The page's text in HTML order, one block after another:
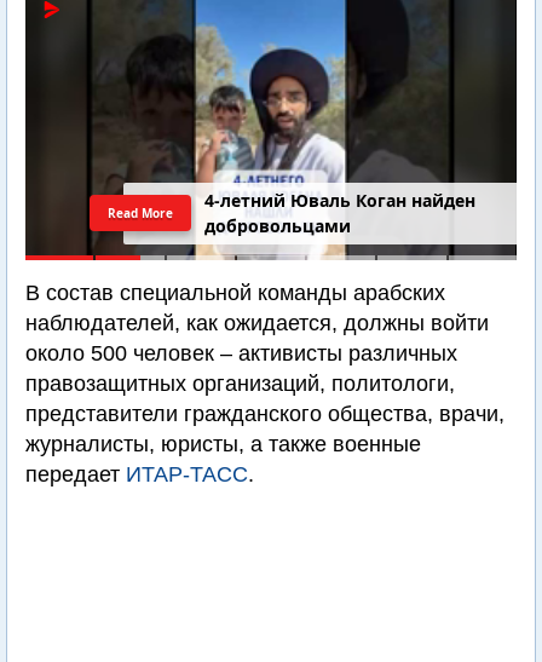
4-летний Юваль Коган найден
добровольцами
Read More
В состав специальной команды арабских
наблюдателей, как ожидается, должны войти
около 500 человек – активисты различных
правозащитных организаций, политологи,
представители гражданского общества, врачи,
журналисты, юристы, а также военные
передает ИТАР-ТАСС.